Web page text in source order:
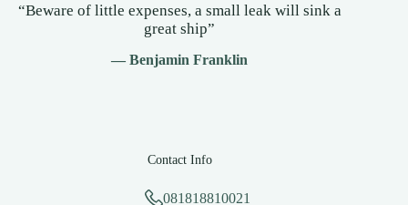
“Beware of little expenses, a small leak will sink a
great ship”
— Benjamin Franklin
Contact Info
081818810021